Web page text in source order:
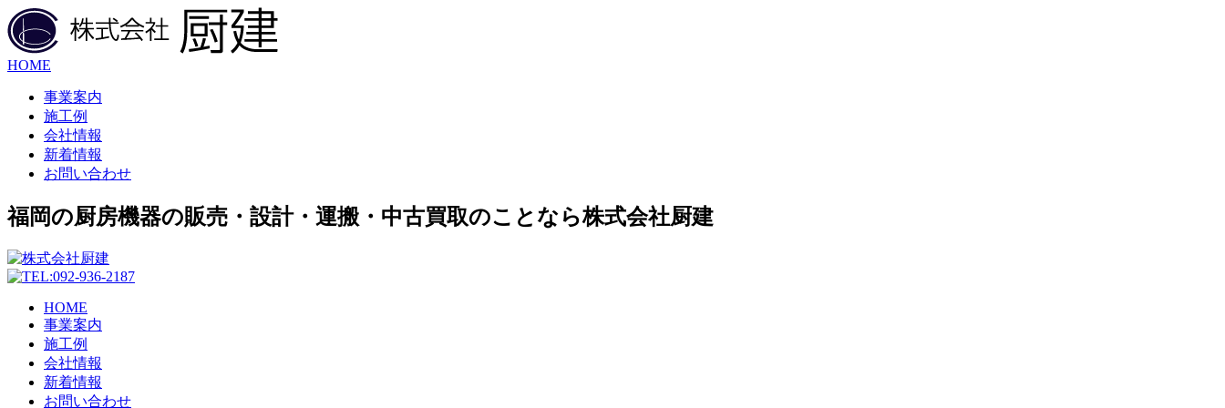
HOME
事業案内
施工例
会社情報
新着情報
お問い合わせ
福岡の厨房機器の販売・設計・運搬・中古買取のことなら株式会社厨建
HOME
事業案内
施工例
会社情報
新着情報
お問い合わせ